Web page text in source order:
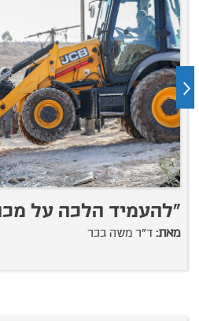
"להעמיד הלכה על
מאת: ד"ר משה בכר